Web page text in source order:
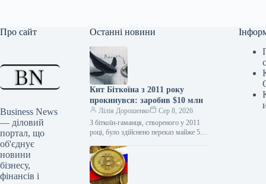
Про сайт
Business News
— діловий
портал, що
об'єднує
новини
бізнесу,
фінансів і
Останні новини
Кит Біткоїна з 2011 року
прокинувся: заробив $10 млн
Лілія Дорошенко
Сер 8, 2026
З біткоїн-гаманця, створеного у 2011
році, було здійснено переказ майже 50
млн, на що звернули…